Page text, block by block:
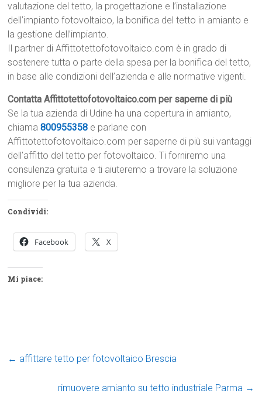
valutazione del tetto, la progettazione e l’installazione
dell’impianto fotovoltaico, la bonifica del tetto in amianto e
la gestione dell’impianto.
Il partner di Affittotettofotovoltaico.com è in grado di
sostenere tutta o parte della spesa per la bonifica del tetto,
in base alle condizioni dell’azienda e alle normative vigenti.
Contatta Affittotettofotovoltaico.com per saperne di più
Se la tua azienda di Udine ha una copertura in amianto,
chiama800955358 e parlane con
Affittotettofotovoltaico.com per saperne di più sui vantaggi
dell’affitto del tetto per fotovoltaico. Ti forniremo una
consulenza gratuita e ti aiuteremo a trovare la soluzione
migliore per la tua azienda.
Condividi:
Facebook X
Mi piace:
← affittare tetto per fotovoltaico Brescia
rimuovere amianto su tetto industriale Parma →